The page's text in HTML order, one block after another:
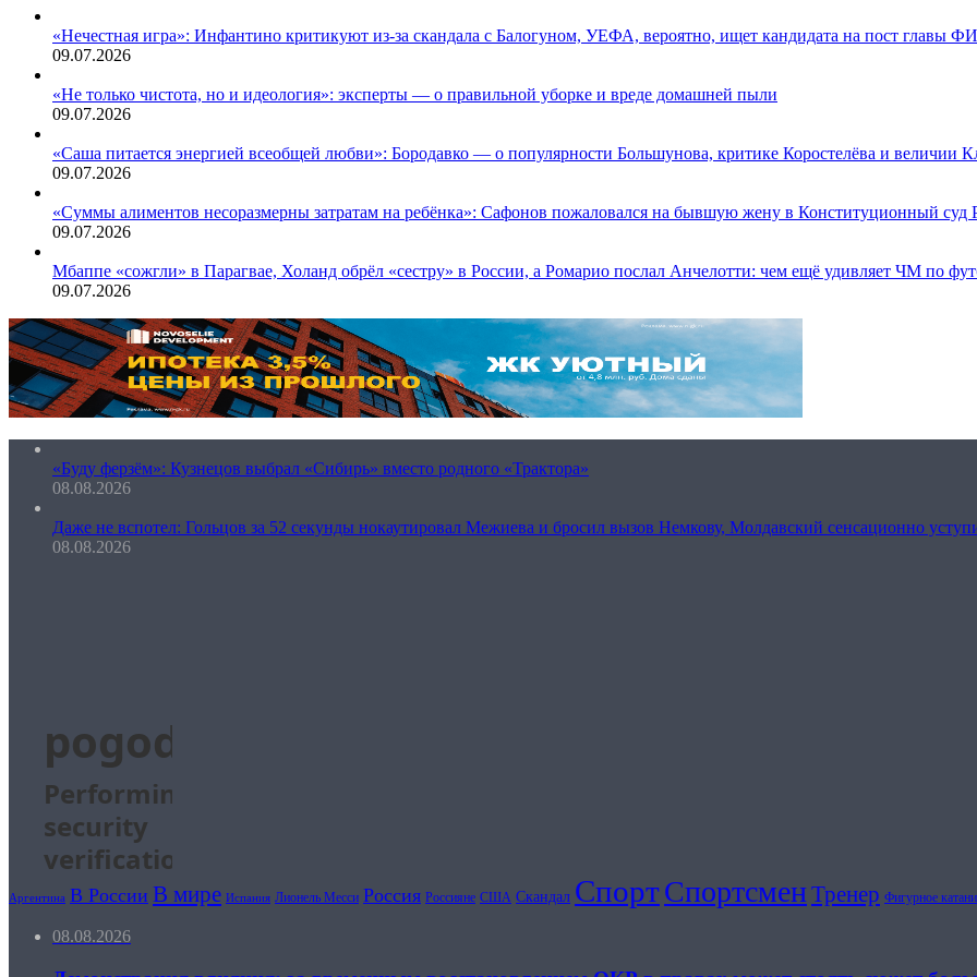
«Нечестная игра»: Инфантино критикуют из-за скандала с Балогуном, УЕФА, вероятно, ищет кандидата на пост главы
09.07.2026
«Не только чистота, но и идеология»: эксперты — о правильной уборке и вреде домашней пыли
09.07.2026
«Саша питается энергией всеобщей любви»: Бородавко — о популярности Большунова, критике Коростелёва и величии
09.07.2026
«Суммы алиментов несоразмерны затратам на ребёнка»: Сафонов пожаловался на бывшую жену в Конституционный суд
09.07.2026
Мбаппе «сожгли» в Парагвае, Холанд обрёл «сестру» в России, а Ромарио послал Анчелотти: чем ещё удивляет ЧМ по
09.07.2026
«Буду ферзём»: Кузнецов выбрал «Сибирь» вместо родного «Трактора»
08.08.2026
Даже не вспотел: Гольцов за 52 секунды нокаутировал Межиева и бросил вызов Немкову, Молдавский сенсационно
08.08.2026
Аргентина В России В мире Испания Лионель Месси Россия Россияне США Скандал СпортСпортсменТренер Фигурное
08.08.2026